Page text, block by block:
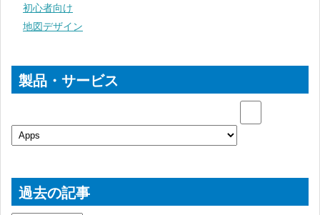
初心者向け
地図デザイン
製品・サービス
過去の記事